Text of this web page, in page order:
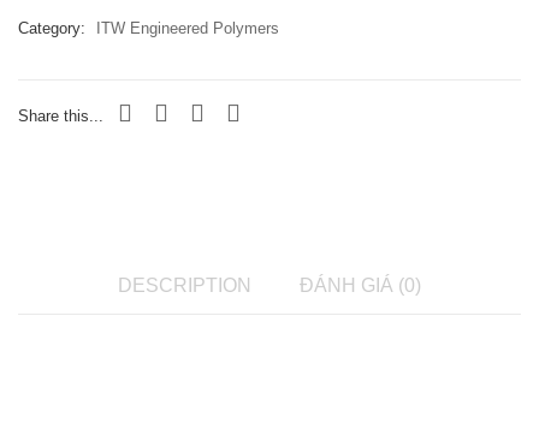
Category: ITW Engineered Polymers
Share this...
DESCRIPTION ĐÁNH GIÁ (0)